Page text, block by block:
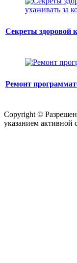
Секреты здоровой
Ремонт
Copyright ©
указанием активной